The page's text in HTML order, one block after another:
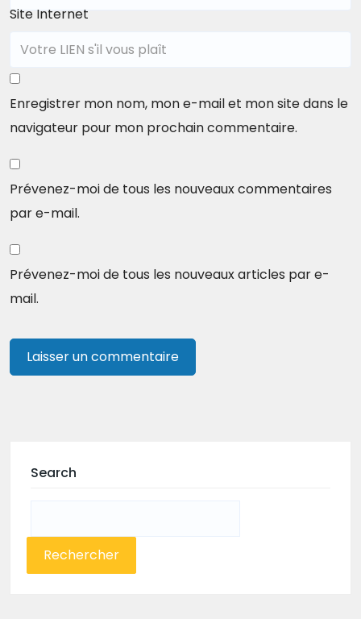
Site Internet
Enregistrer mon nom, mon e-mail et mon site dans le
navigateur pour mon prochain commentaire.
Prévenez-moi de tous les nouveaux commentaires
par e-mail.
Prévenez-moi de tous les nouveaux articles par e-
mail.
Search